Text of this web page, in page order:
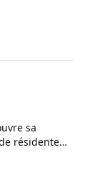
sa
résidente